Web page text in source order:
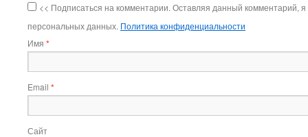
<< Подписаться на комментарии. Оставляя данный комментарий,
персональных данных. Политика конфиденциальности
Имя *
Email *
Сайт